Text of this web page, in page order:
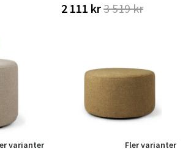
2 111 kr3 519 kr
varianter
Fler varianter